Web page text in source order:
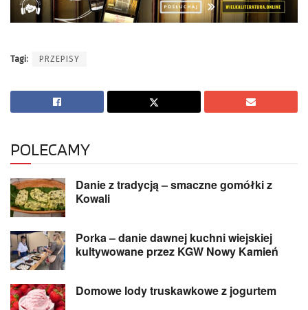
Tagi: PRZEPISY
POLECAMY
Danie z tradycją – smaczne gomółki z
Kowali
Porka – danie dawnej kuchni wiejskiej
kultywowane przez KGW Nowy Kamień
Domowe lody truskawkowe z jogurtem